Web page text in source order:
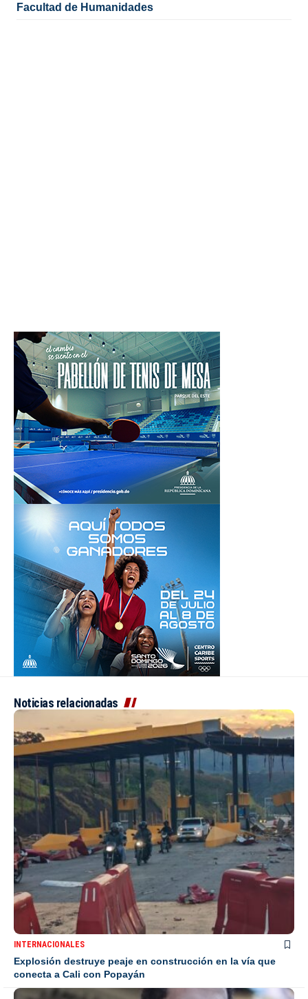
Facultad de Humanidades
Noticias relacionadas
INTERNACIONALES
Explosión destruye peaje en construcción en la vía que
conecta a Cali con Popayán